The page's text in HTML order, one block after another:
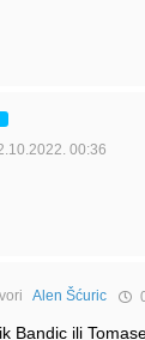
00:36
Alen Šćuric
Bandic ili